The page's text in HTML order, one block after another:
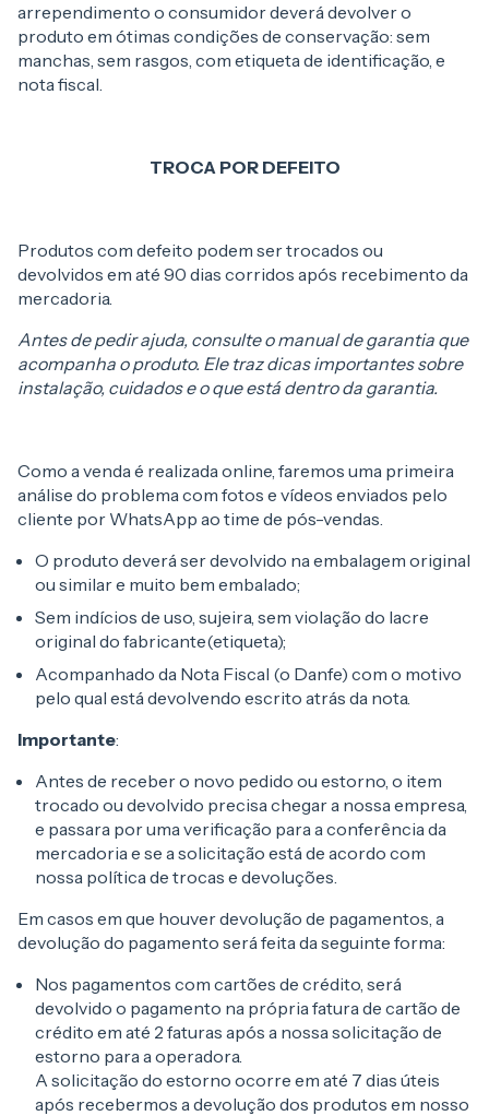
arrependimento o consumidor deverá devolver o
produto em ótimas condições de conservação: sem
manchas, sem rasgos, com etiqueta de identificação, e
nota fiscal.
TROCA POR DEFEITO
Produtos com defeito podem ser trocados ou
devolvidos em até 90 dias corridos após recebimento da
mercadoria.
Antes de pedir ajuda, consulte o manual de garantia que
acompanha o produto. Ele traz dicas importantes sobre
instalação, cuidados e o que está dentro da garantia.
Como a venda é realizada online, faremos uma primeira
análise do problema com fotos e vídeos enviados pelo
cliente por WhatsApp ao time de pós-vendas.
O produto deverá ser devolvido na embalagem original
ou similar e muito bem embalado;
Sem indícios de uso, sujeira, sem violação do lacre
original do fabricante(etiqueta);
Acompanhado da Nota Fiscal (o Danfe) com o motivo
pelo qual está devolvendo escrito atrás da nota.
Importante:
Antes de receber o novo pedido ou estorno, o item
trocado ou devolvido precisa chegar a nossa empresa,
e passara por uma verificação para a conferência da
mercadoria e se a solicitação está de acordo com
nossa política de trocas e devoluções.
Em casos em que houver devolução de pagamentos, a
devolução do pagamento será feita da seguinte forma:
Nos pagamentos com cartões de crédito, será
devolvido o pagamento na própria fatura de cartão de
crédito em até 2 faturas após a nossa solicitação de
estorno para a operadora.
A solicitação do estorno ocorre em até 7 dias úteis
após recebermos a devolução dos produtos em nosso